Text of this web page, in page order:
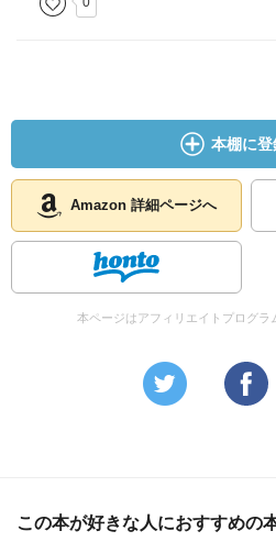
本棚に登
Amazon 詳細ページへ
本ページはアフィリエイトプログラ
この本が好きな人におすすめの